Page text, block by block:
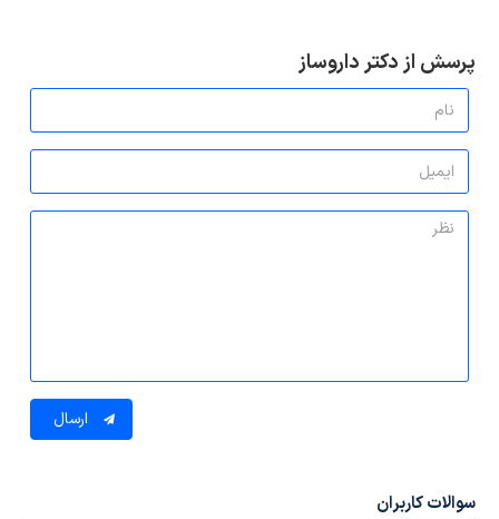
پرسش از دکتر داروساز
ارسال
سوالات کاربران